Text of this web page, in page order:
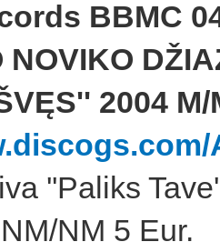
BBMC
NOVIKO
2004
''Paliks
NM 5 Eur.